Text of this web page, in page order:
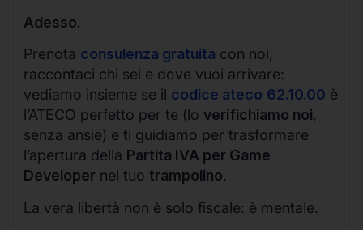
Adesso.
Prenota consulenza gratuita con noi,
raccontaci chi sei e dove vuoi arrivare:
vediamo insieme se il codice ateco 62.10.00 è
l’ATECO perfetto per te (lo verifichiamo noi,
senza ansie) e ti guidiamo per trasformare
l’apertura della Partita IVA per Game
Developer nel tuo trampolino.
La vera libertà non è solo fiscale: è mentale.